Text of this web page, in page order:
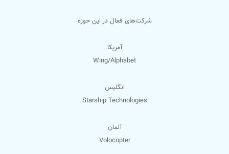
شرکت‌های فعال در این حوزه
آمریکا
Wing/Alphabet
انگلیس
Starship Technologies
آلمان
Volocopter